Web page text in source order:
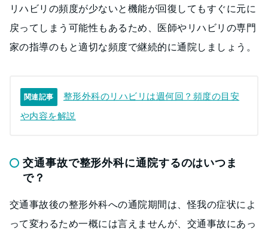
リハビリの頻度が少ないと機能が回復してもすぐに元に
戻ってしまう可能性もあるため、医師やリハビリの専門
家の指導のもと適切な頻度で継続的に通院しましょう。
関連記事
整形外科のリハビリは週何回？頻度の目安
や内容を解説
交通事故で整形外科に通院するのはいつま
で？
交通事故後の整形外科への通院期間は、怪我の症状によ
って変わるため一概には言えませんが、交通事故にあっ